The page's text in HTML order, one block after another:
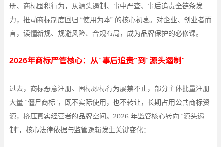
册、商标囤积行为，从源头遏制、事中严查、事后追责全链条发
力，推动商标制度回归 “使用为本” 的核心初衷。对企业、创业者而
言，读懂新规、规避风险、合规布局，成为品牌保护的必修课。
2026年商标严管核心：从“事后追责”到“源头遏制”
过去，商标恶意注册、囤标炒标行为屡禁不止，部分主体批量注册
大量 “僵尸商标”，既不实际使用，也不转让，长期占用公共商标资
源，挤压真实经营者的品牌空间。2026 年监管核心转向 “源头遏
制”，核心法律依据与监管逻辑发生关键变化：